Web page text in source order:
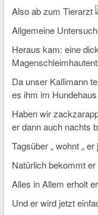
Also ab zum Tierarzt
Allgemeine
Heraus kam: eine
Da unser Kallimann
es ihm im
Haben wir
er dann auch nachts
Tagsüber „ wohnt „
Natürlich bekommt
Alles in Allem erholt
Und er wird jetzt